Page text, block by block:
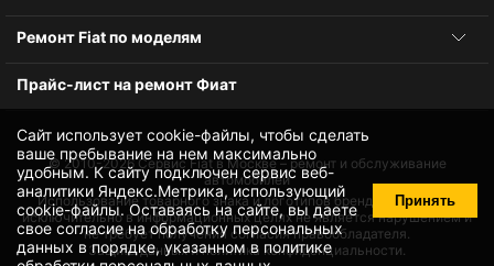
Сайт использует cookie-файлы, чтобы сделать
ваше пребывание на нем максимально
удобным. К cайту подключен сервис веб-
аналитики Яндекс.Метрика, использующий
cookie-файлы. Оставаясь на сайте, вы даете
своесогласие на обработку персональных
данных в порядке, указанном в политике
Принять
Ремонт Fiat по моделям
Прайс-лист на ремонт Фиат
© 2010-2026Сервис Fiat в Москве – ремонт и обслуживание
автомобилей
Использование товарного знака и логотипов бренда происходит
исключительно в информационных целях не является нарушением и
не требует получения согласия правообладателя.
Защита данных и политика конфиденциальности.